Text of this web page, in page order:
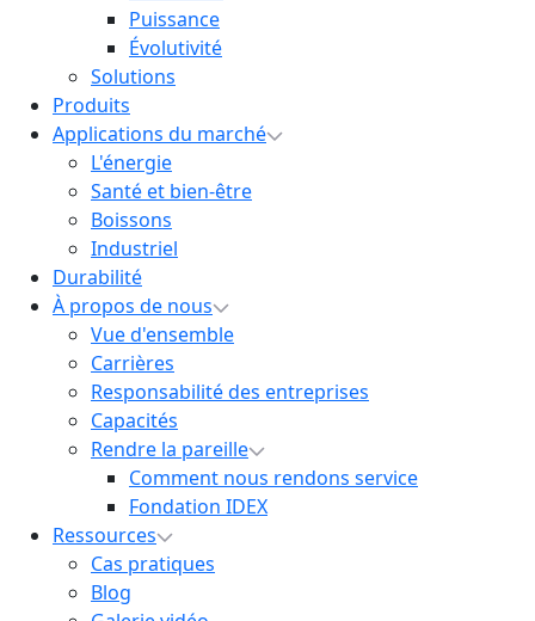
Puissance
Évolutivité
Solutions
Produits
Applications du marché
L'énergie
Santé et bien-être
Boissons
Industriel
Durabilité
À propos de nous
Vue d'ensemble
Carrières
Responsabilité des entreprises
Capacités
Rendre la pareille
Comment nous rendons service
Fondation IDEX
Ressources
Cas pratiques
Blog